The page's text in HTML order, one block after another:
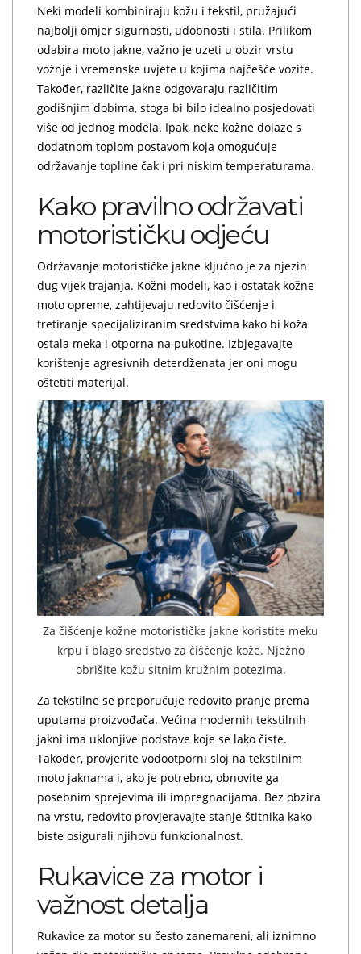
Neki modeli kombiniraju kožu i tekstil, pružajući
najbolji omjer sigurnosti, udobnosti i stila. Prilikom
odabira moto jakne, važno je uzeti u obzir vrstu
vožnje i vremenske uvjete u kojima najčešće vozite.
Također, različite jakne odgovaraju različitim
godišnjim dobima, stoga bi bilo idealno posjedovati
više od jednog modela. Ipak, neke kožne dolaze s
dodatnom toplom postavom koja omogućuje
održavanje topline čak i pri niskim temperaturama.
Kako pravilno održavati
motorističku odjeću
Održavanje motorističke jakne ključno je za njezin
dug vijek trajanja. Kožni modeli, kao i ostatak kožne
moto opreme, zahtijevaju redovito čišćenje i
tretiranje specijaliziranim sredstvima kako bi koža
ostala meka i otporna na pukotine. Izbjegavajte
korištenje agresivnih deterdženata jer oni mogu
oštetiti materijal.
Za čišćenje kožne motorističke jakne koristite meku
krpu i blago sredstvo za čišćenje kože. Nježno
obrišite kožu sitnim kružnim potezima.
Za tekstilne se preporučuje redovito pranje prema
uputama proizvođača. Većina modernih tekstilnih
jakni ima uklonjive podstave koje se lako čiste.
Također, provjerite vodootporni sloj na tekstilnim
moto jaknama i, ako je potrebno, obnovite ga
posebnim sprejevima ili impregnacijama. Bez obzira
na vrstu, redovito provjeravajte stanje štitnika kako
biste osigurali njihovu funkcionalnost.
Rukavice za motor i
važnost detalja
Rukavice za motor su često zanemareni, ali iznimno